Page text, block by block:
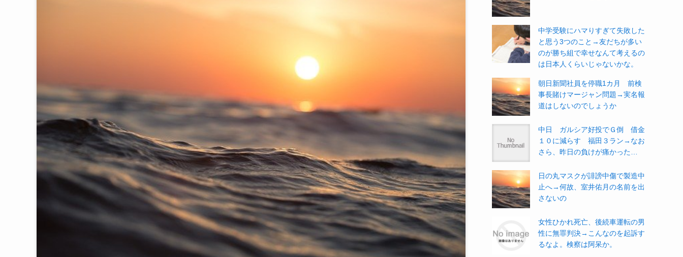
中学受験にハマりすぎて失敗した
と思う3つのこと→友だちが多い
のが勝ち組で幸せなんて考えるの
は日本人くらいじゃないかな。
朝日新聞社員を停職1カ月 前検
事長賭けマージャン問題→実名報
道はしないのでしょうか
中日 ガルシア好投でＧ倒 借金
１０に減らす 福田３ラン→なお
さら、昨日の負けが痛かった…
日の丸マスクが誹謗中傷で製造中
止へ→何故、室井佑月の名前を出
さないの
女性ひかれ死亡、後続車運転の男
性に無罪判決→こんなのを起訴す
るなよ。検察は阿呆か。